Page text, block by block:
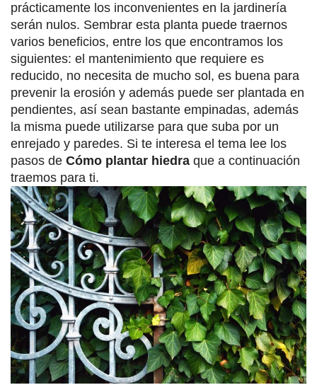
prácticamente los inconvenientes en la jardinería
serán nulos. Sembrar esta planta puede traernos
varios beneficios, entre los que encontramos los
siguientes: el mantenimiento que requiere es
reducido, no necesita de mucho sol, es buena para
prevenir la erosión y además puede ser plantada en
pendientes, así sean bastante empinadas, además
la misma puede utilizarse para que suba por un
enrejado y paredes. Si te interesa el tema lee los
pasos de Cómo plantar hiedra que a continuación
traemos para ti.